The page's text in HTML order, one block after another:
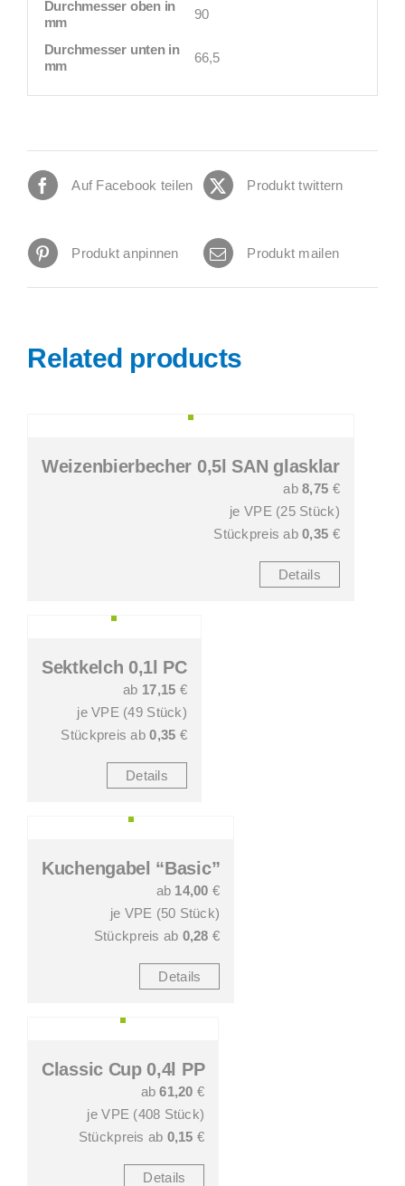
Durchmesser oben in
mm
90
Durchmesser unten in
mm
66,5
Auf Facebook teilen Produkt twittern
Produkt anpinnen Produkt mailen
Related products
Weizenbierbecher 0,5l SAN glasklar
ab8,75 €
je VPE (25 Stück)
Stückpreis ab0,35 €
Details
Sektkelch 0,1l PC
ab 17,15 €
je VPE (49 Stück)
Stückpreis ab0,35 €
Details
Kuchengabel “Basic”
ab 14,00 €
je VPE (50 Stück)
Stückpreis ab 0,28 €
Details
Classic Cup 0,4l PP
ab61,20 €
je VPE (408 Stück)
Stückpreis ab 0,15 €
Details